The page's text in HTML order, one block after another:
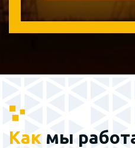
Как мы